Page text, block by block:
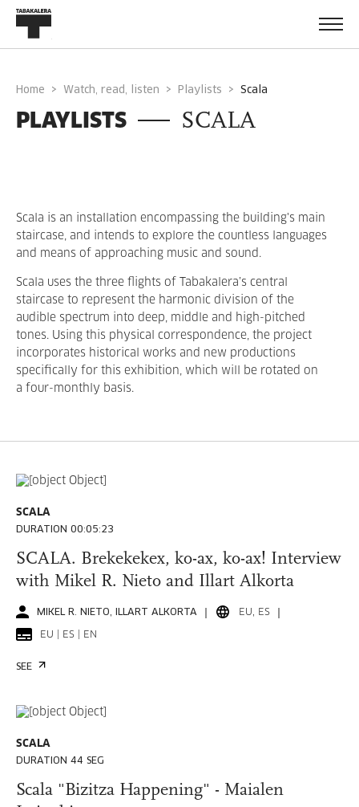
Home Watch, read, listen Playlists scala
PLAYLISTS SCALA
Scala is an installation encompassing the building's main
staircase, and intends to explore the countless languages
and means of approaching music and sound.
Scala uses the three flights of Tabakalera’s central
staircase to represent the harmonic division of the
audible spectrum into deep, middle and high-pitched
tones. Using this physical correspondence, the project
incorporates historical works and new productions
specifically for this exhibition, which will be rotated on
a four-monthly basis.
SCALA
DURATION 00:05:23
SCALA. Brekekekex, ko-ax, ko-ax! Interview
with Mikel R. Nieto and Illart Alkorta
MIKEL R. NIETO, ILLART ALKORTA EU, ES
EU | ES | EN
SEE
SCALA
DURATION 44 SEG
Scala "Bizitza Happening" - Maialen